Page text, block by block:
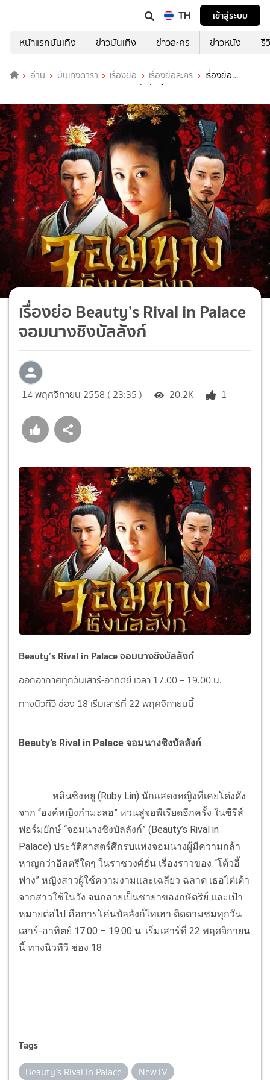
TH
เข้าสู่ระบบ
หน้าแรกบันเทิง
ข่าวบันเทิง ข่าวละคร ข่าวหนัง รี
อ่าน บันเทิงดารา เรื่องย่อ เรื่องย่อละคร
เรื่องย่อ
Beauty’s Rival in Palace จอมนางชิงบัลลังก์
เรื่องย่อ Beauty’s Rival in Palace
จอมนางชิงบัลลังก์
14 พฤศจิกายน 2558 ( 23:35 ) 20.2K 1
Beauty’s Rival in Palace จอมนางชิงบัลลังก์
ออกอากาศทุกวันเสาร์-อาทิตย์ เวลา 17.00 – 19.00 น.
ทางนิวทีวี ช่อง 18 เริ่มเสาร์ที่ 22 พฤศจิกายนนี้
Beauty’s Rival in Palace จอมนางชิงบัลลังก์
หลินซิงหยู (Ruby Lin) นักแสดงหญิงที่เคยโด่งดัง
จาก “องค์หญิงกำมะลอ” หวนสู่จอพีเรียดอีกครั้ง ในซีรีส์
ฟอร์มยักษ์ “จอมนางชิงบัลลังก์” (Beauty’s Rival in
Palace) ประวัติศาสตร์ศึกรบแห่งจอมนางผู้มีความกล้า
หาญกว่าอิสตรีใดๆ ในราชวงศ์ฮั่น เรื่องราวของ “โต้วอี้
ฟาง” หญิงสาวผู้ใช้ความงามและเฉลียว ฉลาด เธอไต่เต้า
จากสาวใช้ในวัง จนกลายเป็นชายาของกษัตริย์ และเป้า
หมายต่อไป คือการโค่นบัลลังก์ไทเฮา ติดตามชมทุกวัน
เสาร์-อาทิตย์ 17.00 – 19.00 น. เริ่มเสาร์ที่ 22 พฤศจิกายน
นี้ ทางนิวทีวี ช่อง 18
Tags
Beauty’s Rival in Palace NewTV